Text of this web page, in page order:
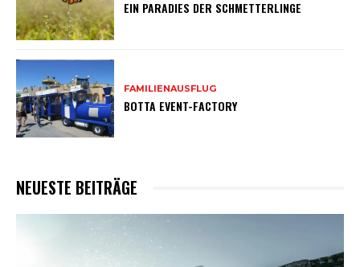
EIN PARADIES DER SCHMETTERLINGE
FAMILIENAUSFLUG
BOTTA EVENT-FACTORY
NEUESTE BEITRÄGE